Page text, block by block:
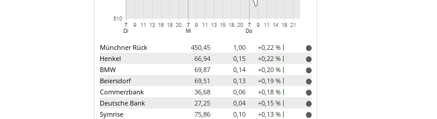
Münchner Rück 450,45 1,00
+0,22 %
Henkel
66,94 0,15
+0,22 %
BMW
69,87 0,14
+0,20 %
Beiersdorf
69,51 0,13
+0,19 %
Commerzbank
36,68 0,06
+0,18 %
Deutsche Bank
27,25 0,04
+0,15 %
Symrise
75,86 0,10
+0,13 %